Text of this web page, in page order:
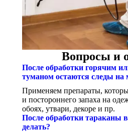
Вопросы и
После обработки горячим
туманом остаются следы на
Применяем препараты,
и постороннего запаха на
обоях, утвари, декоре и пр.
После обработки тараканы
делать?